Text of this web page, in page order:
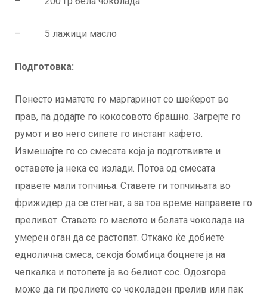
– 5 лажици масло
Подготовка:
Пенесто изматете го маргаринот со шеќерот во
прав, па додајте го кокосовото брашно. Загрејте го
румот и во него сипете го инстант кафето.
Измешајте го со смесата која ја подготвивте и
оставете ја нека се излади. Потоа од смесата
правете мали топчиња. Ставете ги топчињата во
фрижидер да се стегнат, а за тоа време направете го
преливот. Ставете го маслото и белата чоколада на
умерен оган да се растопат. Откако ќе добиете
еднолична смеса, секоја бомбица боцнете ја на
чепкалка и потопете ја во белиот сос. Одозгора
може да ги прелиете со чоколаден прелив или пак